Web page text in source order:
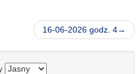
16-06-2026 godz. 4→